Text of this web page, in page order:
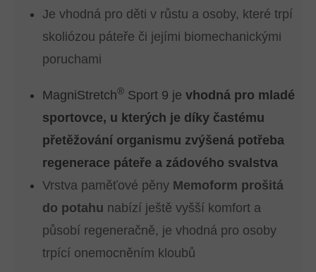
Je vhodná pro děti v růstu a osoby, které trpí
skoliózou páteře či jejími biomechanickými
poruchami
MagniStretch® Sport 9 je vhodná pro mladé
sportovce, u kterých je díky častému
přetěžování organismu zvýšená potřeba
regenerace páteře a zádového svalstva
Vrstva paměťové pěny Memoform prošitá
do potahu nabízí ještě vyšší komfort a
působí regeneračně, je vhodná pro osoby
trpící onemocněním kloubů